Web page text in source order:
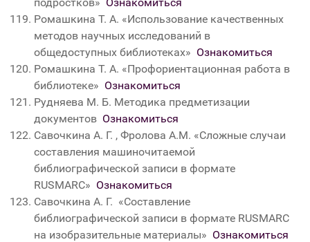
Ромашкина Т. А. «Использование качественных
методов научных исследований в
общедоступных библиотеках» Ознакомиться
Ромашкина Т. А. «Профориентационная работа в
библиотеке» Ознакомиться
Рудняева М. Б. Методика предметизации
документов Ознакомиться
Савочкина А. Г. , Фролова А.М. «Сложные случаи
составления машиночитаемой
библиографической записи в формате
RUSMARC» Ознакомиться
Савочкина А. Г. «Составление
библиографической записи в формате RUSMARC
на изобразительные материалы» Ознакомиться